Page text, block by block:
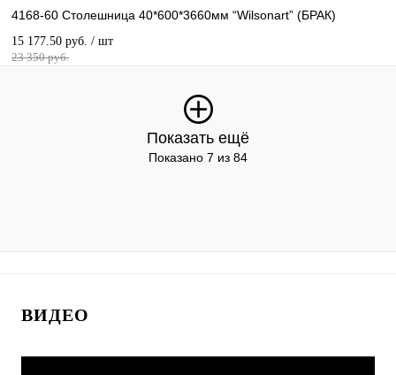
4168-60 Столешница 40*600*3660мм “Wilsonart” (БРАК)
15 177.50 руб. / шт
23 350 руб.
Показать ещё
Показано 7 из 84
ВИДЕО